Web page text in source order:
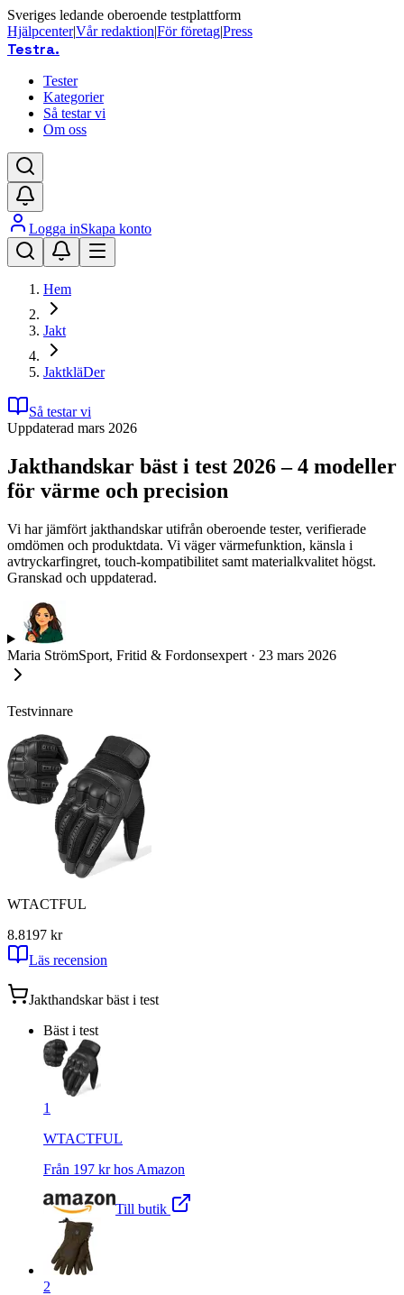
Sveriges ledande oberoende testplattform
Hjälpcenter|Vår redaktion|För företag|Press
Testra.
Tester
Kategorier
Så testar vi
Om oss
Logga inSkapa konto
Hem
Jakt
JaktkläDer
Så testar vi
Uppdaterad mars 2026
Jakthandskar bäst i test 2026 – 4 modeller
för värme och precision
Vi har jämfört jakthandskar utifrån oberoende tester, verifierade
omdömen och produktdata. Vi väger värmefunktion, känsla i
avtryckarfingret, touch-kompatibilitet samt materialkvalitet högst.
Granskad och uppdaterad.
Maria StrömSport, Fritid & Fordonsexpert · 23 mars 2026
Testvinnare
WTACTFUL
8.8197 kr
Läs recension
Jakthandskarbäst i test
Bäst i test
1
WTACTFUL
Från 197 kr hos Amazon
Till butik
2